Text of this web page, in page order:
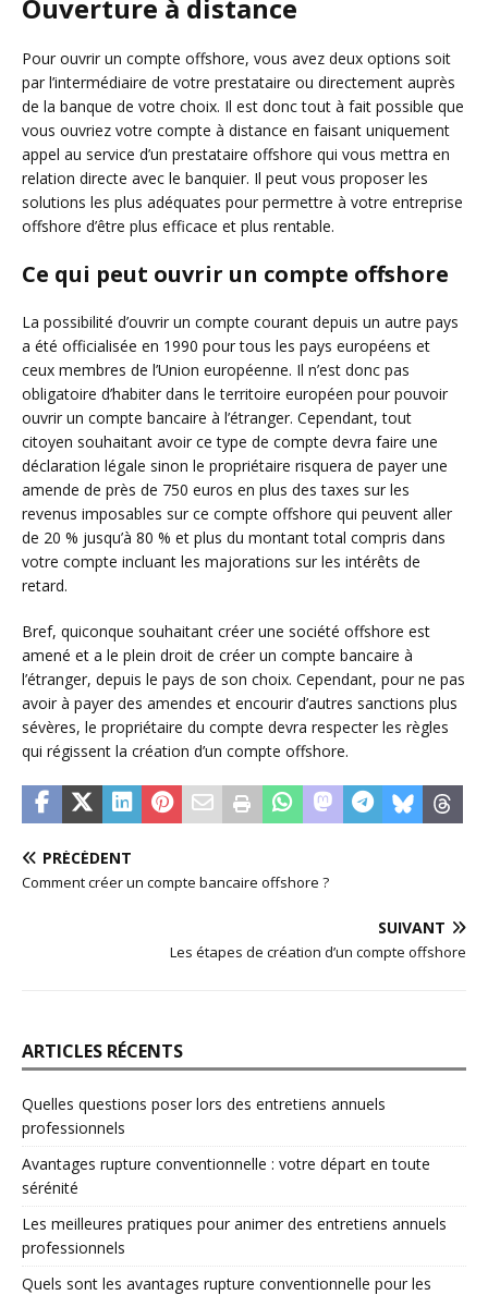
Ouverture à distance
Pour ouvrir un compte offshore, vous avez deux options soit
par l’intermédiaire de votre prestataire ou directement auprès
de la banque de votre choix. Il est donc tout à fait possible que
vous ouvriez votre compte à distance en faisant uniquement
appel au service d’un prestataire offshore qui vous mettra en
relation directe avec le banquier. Il peut vous proposer les
solutions les plus adéquates pour permettre à votre entreprise
offshore d’être plus efficace et plus rentable.
Ce qui peut ouvrir un compte offshore
La possibilité d’ouvrir un compte courant depuis un autre pays
a été officialisée en 1990 pour tous les pays européens et
ceux membres de l’Union européenne. Il n’est donc pas
obligatoire d’habiter dans le territoire européen pour pouvoir
ouvrir un compte bancaire à l’étranger. Cependant, tout
citoyen souhaitant avoir ce type de compte devra faire une
déclaration légale sinon le propriétaire risquera de payer une
amende de près de 750 euros en plus des taxes sur les
revenus imposables sur ce compte offshore qui peuvent aller
de 20 % jusqu’à 80 % et plus du montant total compris dans
votre compte incluant les majorations sur les intérêts de
retard.
Bref, quiconque souhaitant créer une société offshore est
amené et a le plein droit de créer un compte bancaire à
l’étranger, depuis le pays de son choix. Cependant, pour ne pas
avoir à payer des amendes et encourir d’autres sanctions plus
sévères, le propriétaire du compte devra respecter les règles
qui régissent la création d’un compte offshore.
PRÉCÉDENT
Comment créer un compte bancaire offshore ?
SUIVANT
Les étapes de création d’un compte offshore
ARTICLES RÉCENTS
Quelles questions poser lors des entretiens annuels
professionnels
Avantages rupture conventionnelle : votre départ en toute
sérénité
Les meilleures pratiques pour animer des entretiens annuels
professionnels
Quels sont les avantages rupture conventionnelle pour les